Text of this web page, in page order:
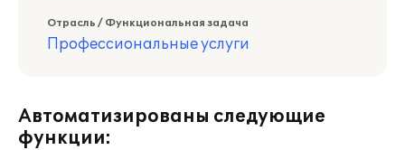
Отрасль / Функциональная задача
Профессиональные услуги
Автоматизированы следующие
функции: